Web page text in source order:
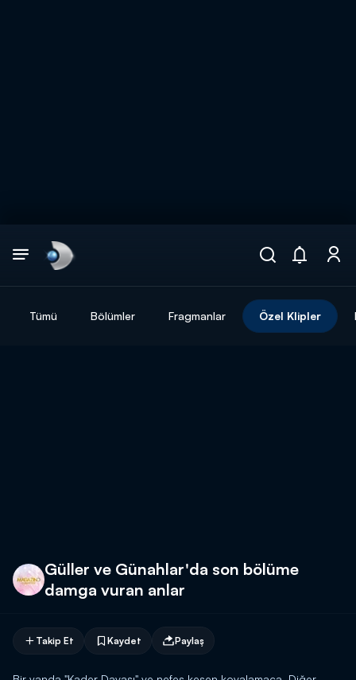
Tümü Bölümler Fragmanlar Özel Klipler
Güller ve Günahlar'da son bölüme
damga vuran anlar
Takip Et Kaydet Paylaş